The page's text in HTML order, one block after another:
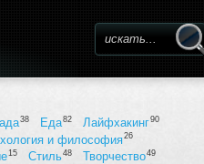
Форма поиска
38 Еда82 Лайфхакинг90
и философия26
15 Стиль48 Творчество49